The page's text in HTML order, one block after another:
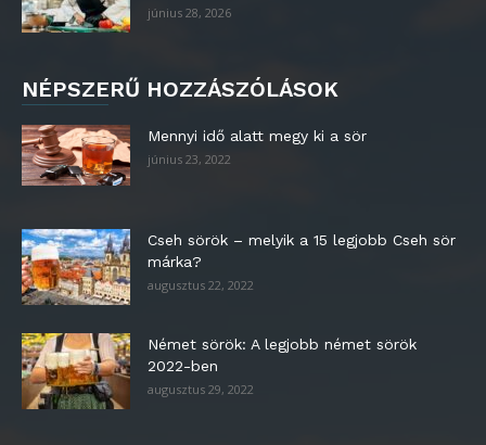
június 28, 2026
NÉPSZERŰ HOZZÁSZÓLÁSOK
Mennyi idő alatt megy ki a sör
június 23, 2022
Cseh sörök – melyik a 15 legjobb Cseh sör
márka?
augusztus 22, 2022
Német sörök: A legjobb német sörök
2022-ben
augusztus 29, 2022